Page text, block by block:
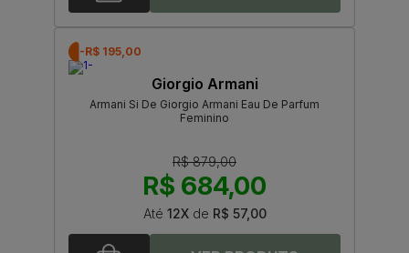
-R$ 195,00
Giorgio Armani
Armani Si De Giorgio Armani Eau De Parfum
Feminino
R$ 879,00
R$ 684,00
Até 12Xde R$ 57,00